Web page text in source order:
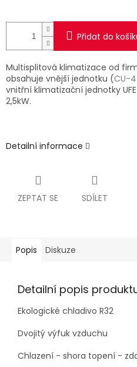
Přidat do
Multisplitová klimatizace od
obsahuje vnější jednotku (CU-
vnitřní klimatizační jednotky
2,5kW.
Detailní informace
ZEPTAT SE SDÍLET
Popis Diskuze
Detailní popis
Ekologické chladivo R32
Dvojitý výfuk vzduchu
Chlazení - shora topení -